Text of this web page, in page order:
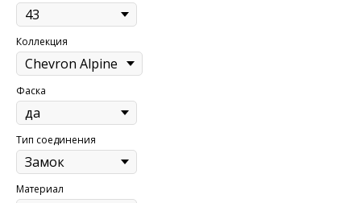
Коллекция
Фаска
Тип соединения
Материал